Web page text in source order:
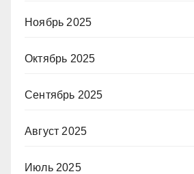
Ноябрь 2025
Октябрь 2025
Сентябрь 2025
Август 2025
Июль 2025